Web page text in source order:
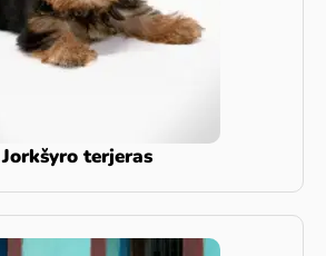
Jorkšyro terjeras